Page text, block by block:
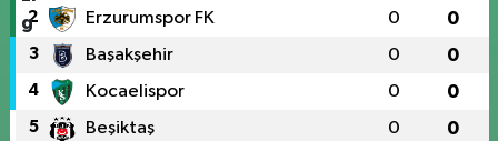
2 Erzurumspor FK 0 0
3 Başakşehir 0 0
4 Kocaelispor 0 0
5 Beşiktaş 0 0